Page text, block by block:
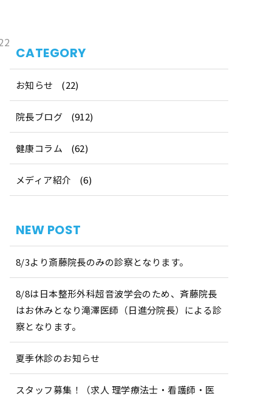
CATEGORY
お知らせ (22)
院長ブログ (912)
健康コラム (62)
メディア紹介 (6)
NEW POST
8/3より斎藤院長のみの診察となります。
8/8は日本整形外科超音波学会のため、斉藤院長
はお休みとなり滝澤医師（日進分院長）による診
察となります。
夏季休診のお知らせ
スタッフ募集！（求人 理学療法士・看護師・医